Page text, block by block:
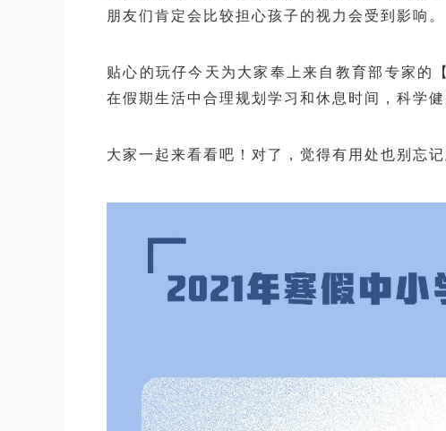
朋友们肯定会比较担心孩子的视力会受到影响。
贴心的玩仔今天为大家奉上来自教育部专家的【
在假期生活中合理规划学习和休息时间，科学健
大家一起来看看吧！对了，觉得有用处也别忘